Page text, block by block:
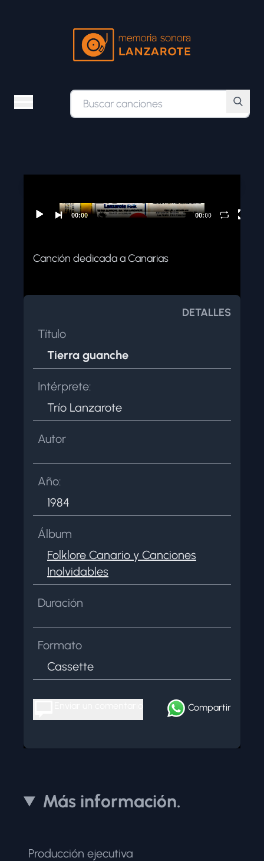
ESTILOS MUSICALES
NOSOTROS
CONTACTAR
Canción dedicada a Canarias
DETALLES
Título
Tierra guanche
Intérprete:
Trío Lanzarote
Autor
Año:
1984
Álbum
Folklore Canario y Canciones
Inolvidables
Duración
Formato
Cassette
Compartir
Más información.
Producción ejecutiva